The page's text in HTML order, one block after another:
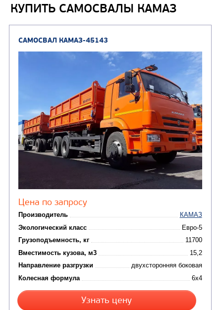
КУПИТЬ САМОСВАЛЫ КАМАЗ